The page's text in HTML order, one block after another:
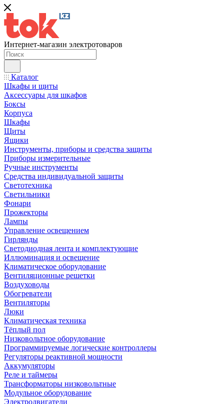
Интернет-магазин электротоваров
Каталог
Шкафы и щиты
Аксессуары для шкафов
Боксы
Корпуса
Шкафы
Щиты
Ящики
Инструменты, приборы и средства защиты
Приборы измерительные
Ручные инструменты
Средства индивидуальной защиты
Светотехника
Светильники
Фонари
Прожекторы
Лампы
Управление освещением
Гирлянды
Светодиодная лента и комплектующие
Иллюминация и освещение
Климатическое оборудование
Вентиляционные решетки
Воздуховоды
Обогреватели
Вентиляторы
Люки
Климатическая техника
Тёплый пол
Низковольтное оборудование
Программируемые логические контроллеры
Регуляторы реактивной мощности
Аккумуляторы
Реле и таймеры
Трансформаторы низковольтные
Модульное оборудование
Электродвигатели